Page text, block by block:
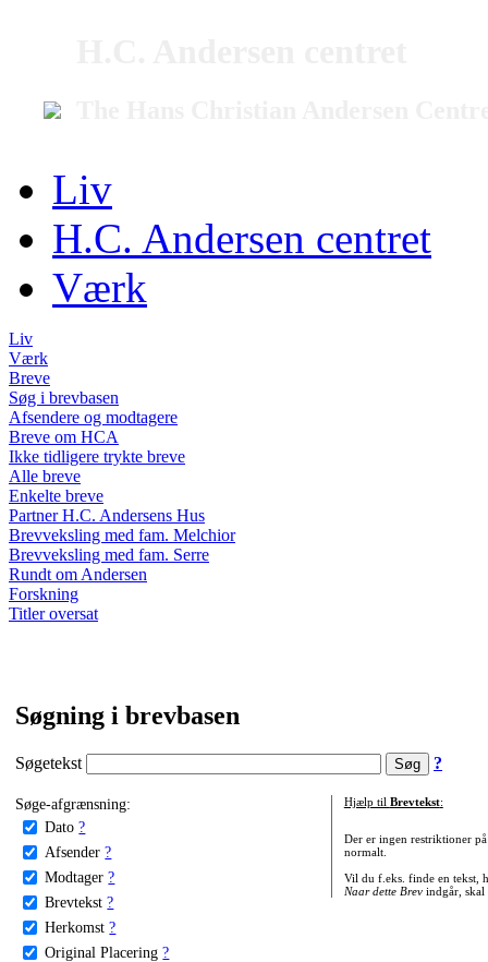
Liv
H.C. Andersen centret
Værk
Liv
Værk
Breve
Søg i brevbasen
Afsendere og modtagere
Breve om HCA
Ikke tidligere trykte breve
Alle breve
Enkelte breve
Partner H.C. Andersens Hus
Brevveksling med fam. Melchior
Brevveksling med fam. Serre
Rundt om Andersen
Forskning
Titler oversat
Søgning i brevbasen
Søgetekst ?
Søge-afgrænsning:
Dato ?
Afsender ?
Modtager ?
Brevtekst ?
Herkomst ?
Original Placering ?
Hjælp til Brevtekst:
Der er ingen restriktioner
normalt.
Vil du f.eks. finde en tekst,
Naar dette Brevindgår, skal